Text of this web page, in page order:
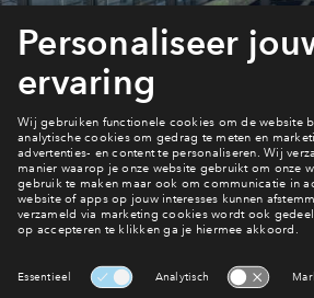
Benieuwd naar het plan?
Bekijk de woningen in 3D